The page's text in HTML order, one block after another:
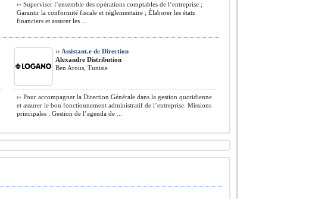
›› Superviser l’ensemble des opérations comptables de l’entreprise ;
Garantir la conformité fiscale et réglementaire ; Élaborer les états
financiers et assurer les ...
›› Assistant.e de Direction
Alexandre Distribution
Ben Arous, Tunisie
›› Pour accompagner la Direction Générale dans la gestion quotidienne
et assurer le bon fonctionnement administratif de l’entreprise. Missions
principales : Gestion de l’agenda de ...